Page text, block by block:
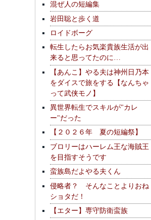
混ぜ人の短編集
岩田聡と歩く道
ロイドボーグ
転生したらお気楽貴族生活が出
来ると思ってたのに…
【あんこ】やる夫は神州日乃本
をダイスで旅をする【なんちゃ
って武侠モノ】
異世界転生でスキルが"カレ
ー"だった
【２０２６年 夏の短編祭】
ブロリーはハーレム王な海賊王
を目指すそうです
蛮族島だよやる夫くん
侵略者？ そんなことよりおね
ショタだ！
【エター】専守防衛蛮族